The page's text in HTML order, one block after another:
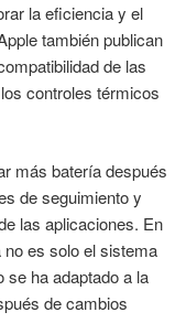
la eficiencia y el
también publican
de las
controles térmicos
más batería después
de seguimiento y
las aplicaciones. En
es solo el sistema
se ha adaptado a la
de cambios